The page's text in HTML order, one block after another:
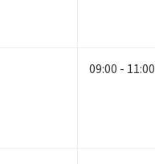
09:00 - 11:00